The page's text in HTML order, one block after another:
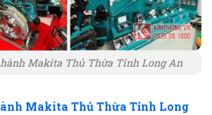
Makita Thủ Thừa Tỉnh Long An
Makita Thủ Thừa Tỉnh Long